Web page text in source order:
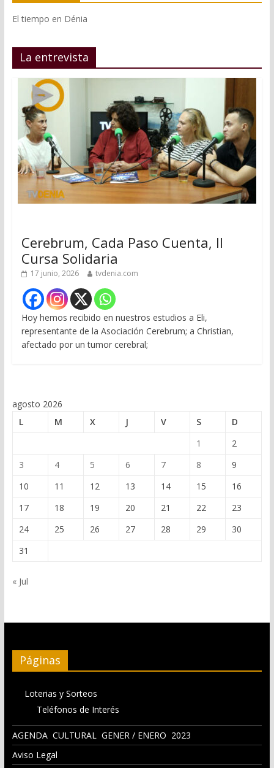
El tiempo en Dénia
La entrevista
Cerebrum, Cada Paso Cuenta, II
Cursa Solidaria
17 junio, 2026 tvdenia.com
Hoy hemos recibido en nuestros estudios a Eli,
representante de la Asociación Cerebrum; a Christian,
afectado por un tumor cerebral;
agosto 2026
L
M X J V S
D
1
2
3
4 5 6 7 8
9
10
11 12 13 14 15
16
17
18 19 20 21 22
23
24
25 26 27 28 29
30
31
« Jul
Páginas
Loterias y Sorteos
Teléfonos de Interés
AGENDA CULTURAL GENER / ENERO 2023
Aviso Legal